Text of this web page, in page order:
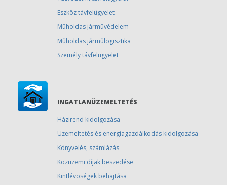
Eszköz távfelügyelet
Mûholdas jármûvédelem
Mûholdas jármûlogisztika
Személy távfelügyelet
INGATLANÜZEMELTETÉS
Házirend kidolgozása
Üzemeltetés és energiagazdálkodás kidolgozása
Könyvelés, számlázás
Közüzemi díjak beszedése
Kintlévõségek behajtása